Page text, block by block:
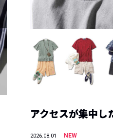
アクセスが集中し
2026.08.01
NEW